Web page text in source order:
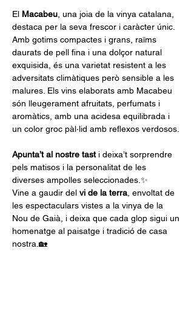
El Macabeu , una joia de la vinya catalana,
destaca per la seva frescor i caràcter únic.
Amb gotims compactes i grans, raïms
daurats de pell fina i una dolçor natural
exquisida, és una varietat resistent a les
adversitats climàtiques però sensible a les
malures. Els vins elaborats amb Macabeu
són lleugerament afruitats, perfumats i
aromàtics, amb una acidesa equilibrada i
un color groc pàl·lid amb reflexos verdosos.
Apunta’t al nostre tast i deixa’t sorprendre
pels matisos i la personalitat de les
diverses ampolles seleccionades.✨
Vine a gaudir del vi de la terra , envoltat de
les espectaculars vistes a la vinya de la
Nou de Gaià, i deixa que cada glop sigui un
homenatge al paisatge i tradició de casa
nostra.🏡